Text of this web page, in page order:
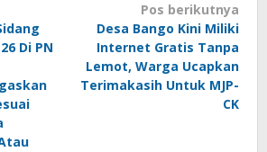
Di PN
Pos berikutnya
Desa Bango Kini Miliki
Internet Gratis Tanpa
Lemot, Warga Ucapkan
Terimakasih Untuk MJP-
CK